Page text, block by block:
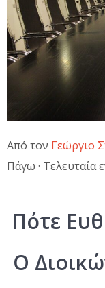
Από τον Γεώργιο
Πάγω · Τελευταία
Πότε
Ο